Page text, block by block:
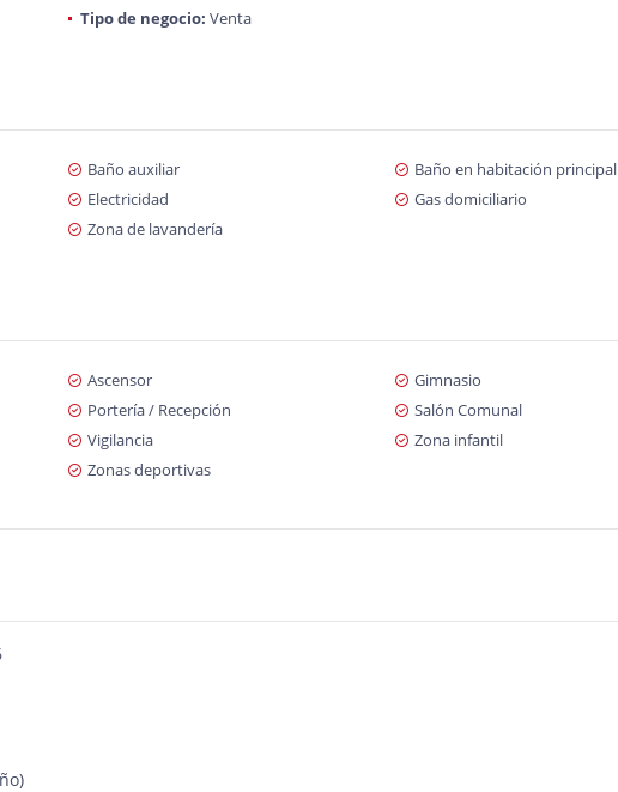
Tipo de negocio: Venta
Baño auxiliar
Baño en habitación principal
Electricidad
Gas domiciliario
Zona de lavandería
Ascensor
Gimnasio
Portería / Recepción
Salón Comunal
Vigilancia
Zona infantil
Zonas deportivas